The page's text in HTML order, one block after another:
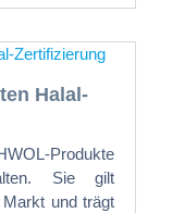
Halal-
Produkte
Sie gilt
und trägt